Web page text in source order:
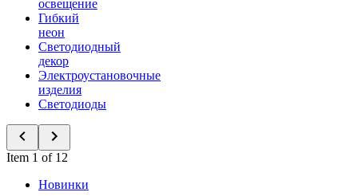
освещение
Гибкий
неон
Светодиодный
декор
Электроустановочные
изделия
Светодиоды
Item 1 of 12
Новинки